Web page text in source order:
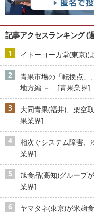
記事アクセスランキング (
イトーヨーカ堂(東京)
青果市場の「転換点
地方編 － [青果業界]
大同青果(福井)、架空
果業界]
相次ぐシステム障害
業界]
旭食品(高知)グループ
業界]
ヤマタネ(東京)が米麹